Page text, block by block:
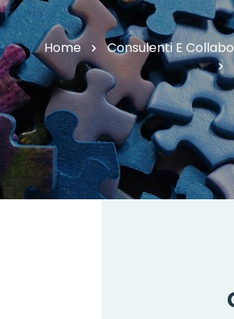
Home Consulenti E